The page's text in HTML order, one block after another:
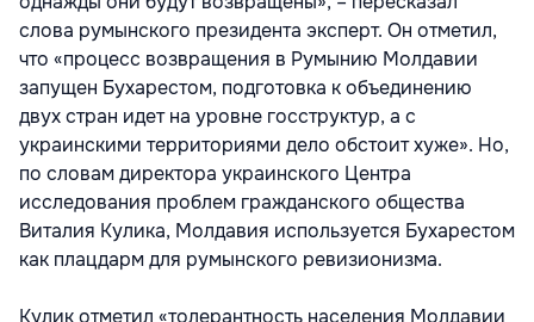
слова румынского президента эксперт. Он отметил,
что «процесс возвращения в Румынию Молдавии
запущен Бухарестом, подготовка к объединению
двух стран идет на уровне госструктур, а с
украинскими территориями дело обстоит хуже». Но,
по словам директора украинского Центра
исследования проблем гражданского общества
Виталия Кулика, Молдавия используется Бухарестом
как плацдарм для румынского ревизионизма.
Кулик отметил «толерантность населения Молдавии